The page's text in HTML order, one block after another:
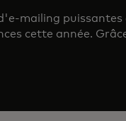
mailing puissantes
cette année.